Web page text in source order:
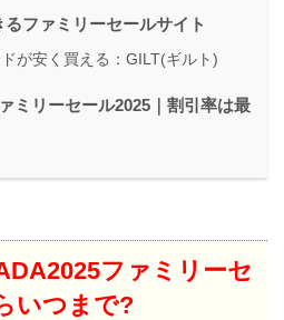
ファミリーセールサイト
が安く買える：GILT(ギルト)
ミリーセール2025｜割引率は最
ファミリーセ
いつまで?